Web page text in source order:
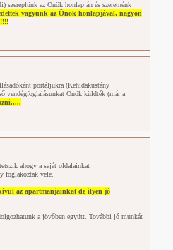
szereplünk az Önök honlapján és szeretnénk
vagyunk az Önök honlapjával, nagyon
portáljukra (Kehidakustány
vendégfoglalásunkat Önök küldték (már a
ahogy a saját oldalainkat
foglakoztak vele.
az apartmanjainkat de ilyen jó
a jövőben együtt. További jó munkát